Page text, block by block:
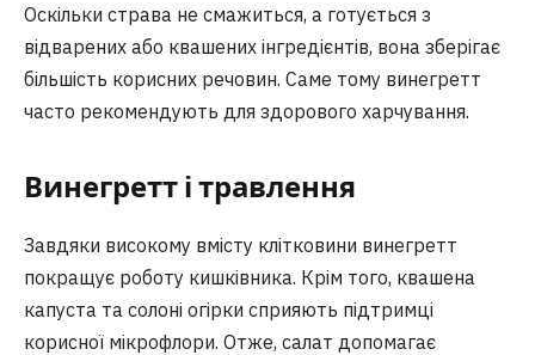
Оскільки страва не смажиться, а готується з
відварених або квашених інгредієнтів, вона зберігає
більшість корисних речовин. Саме тому винегретт
часто рекомендують для здорового харчування.
Винегретт і травлення
Завдяки високому вмісту клітковини винегретт
покращує роботу кишківника. Крім того, квашена
капуста та солоні огірки сприяють підтримці
корисної мікрофлори. Отже, салат допомагає